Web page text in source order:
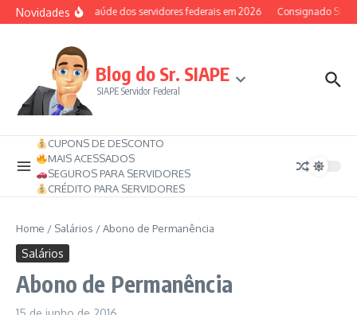
Ir para o conteúdo
NovidadesAuxílio-saúde dos servidores federais em 2026 Consignado
Blog do Sr. SIAPE
SIAPE Servidor Federal
CUPONS DE DESCONTO
MAIS ACESSADOS
SEGUROS PARA SERVIDORES
CRÉDITO PARA SERVIDORES
Home / Salários /Abono de Permanência
Salários
Abono de Permanência